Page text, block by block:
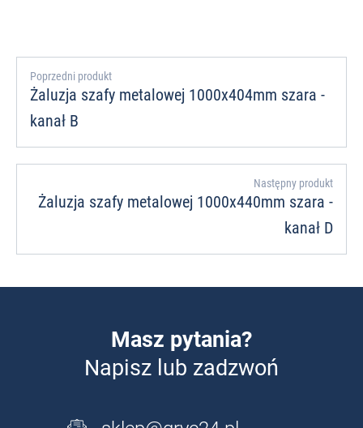
Poprzedni produkt
Żaluzja szafy metalowej 1000x404mm szara -
kanał B
Następny produkt
Żaluzja szafy metalowej 1000x440mm szara -
kanał D
Masz pytania?
Napisz lub zadzwoń